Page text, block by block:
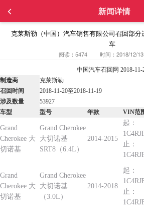
新闻详情
克莱斯勒（中国）汽车销售有限公司召回部
车
阅读：5474 时间：2018/12/
中国汽车召回网 2018-11-
制造商
克莱斯勒
召回时间
2018-11-20至2018-11-19
涉及数量
53927
车型
型号 年款 VIN范
Grand
Cherokee 大
切诺基
Grand Cherokee
大切诺基
SRT8（6.4L）
2014-2015
起：
止：
Grand
Cherokee 大
切诺基
Grand Cherokee
大切诺基
（3.0L）
2014-2018
起：
止：